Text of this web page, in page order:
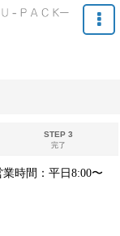
STEP 3
完了
業時間：平日8:00〜